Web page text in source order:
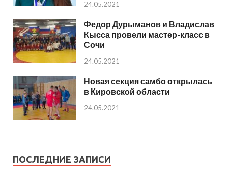
24.05.2021
Федор Дурыманов и Владислав
Кысса провели мастер-класс в
Сочи
24.05.2021
Новая секция самбо открылась
в Кировской области
24.05.2021
ПОСЛЕДНИЕ ЗАПИСИ